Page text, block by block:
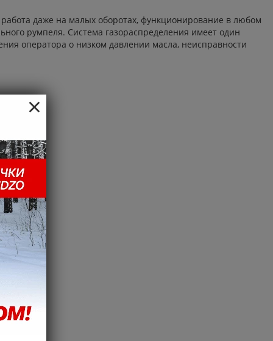
даже на малых оборотах, функционирование в любом
румпеля. Система газораспределения имеет один
оператора о низком давлении масла, неисправности
×